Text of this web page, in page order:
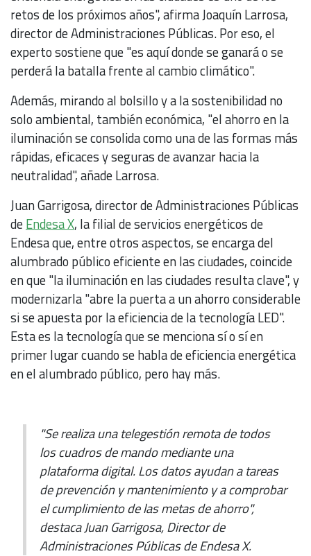
retos de los próximos años", afirma Joaquín Larrosa,
director de Administraciones Públicas. Por eso, el
experto sostiene que "es aquí donde se ganará o se
perderá la batalla frente al cambio climático".
Además, mirando al bolsillo y a la sostenibilidad no
solo ambiental, también económica, "el ahorro en la
iluminación se consolida como una de las formas más
rápidas, eficaces y seguras de avanzar hacia la
neutralidad", añade Larrosa.
Juan Garrigosa, director de Administraciones Públicas
deEndesa X, la filial de servicios energéticos de
Endesa que, entre otros aspectos, se encarga del
alumbrado público eficiente en las ciudades, coincide
en que "la iluminación en las ciudades resulta clave", y
modernizarla "abre la puerta a un ahorro considerable
si se apuesta por la eficiencia de la tecnología LED".
Esta es la tecnología que se menciona sí o sí en
primer lugar cuando se habla de eficiencia energética
en el alumbrado público, pero hay más.
"Se realiza una telegestión remota de todos
los cuadros de mando mediante una
plataforma digital. Los datos ayudan a tareas
de prevención y mantenimiento y a comprobar
el cumplimiento de las metas de ahorro",
destaca Juan Garrigosa, Director de
Administraciones Públicas de Endesa X.